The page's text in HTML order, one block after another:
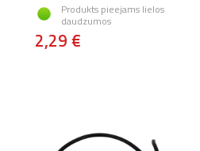
Produkts pieejams lielos
daudzumos
2,29 €